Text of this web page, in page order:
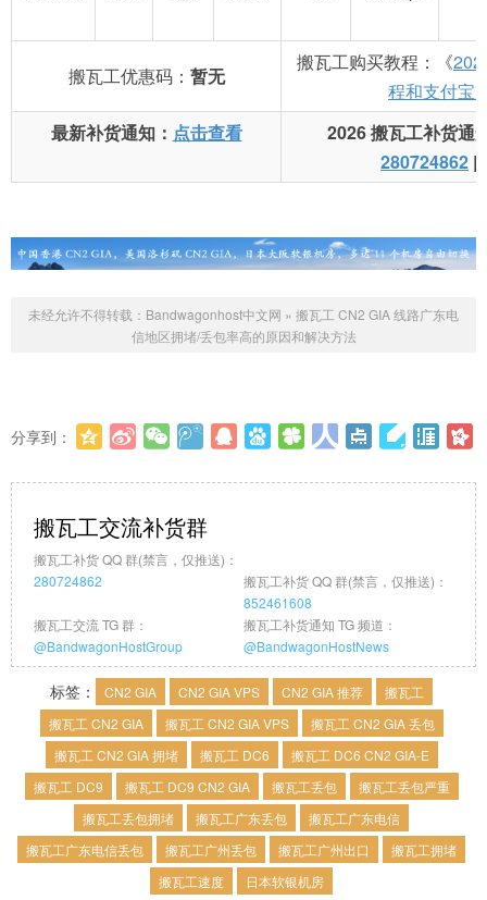
搬瓦工优惠码： 暂无
搬瓦工购买教程：《
程和支付宝
最新补货通知： 点击查看
2026 搬瓦工补货通
280724862 |
未经允许不得转载： Bandwagonhost中文网 » 搬瓦工 CN2 GIA 线路广东电
信地区拥堵/丢包率高的原因和解决方法
分享到：
搬瓦工交流补货群
搬瓦工补货 QQ 群(禁言，仅推送)：
280724862
搬瓦工补货 QQ 群(禁言，仅推送)：
852461608
搬瓦工交流 TG 群：
@BandwagonHostGroup
搬瓦工补货通知 TG 频道：
@BandwagonHostNews
标签： CN2 GIA CN2 GIA VPS CN2 GIA 推荐
搬瓦工
搬瓦工 CN2 GIA
搬瓦工 CN2 GIA VPS
搬瓦工 CN2 GIA 丢包
搬瓦工 CN2 GIA 拥堵
搬瓦工 DC6
搬瓦工 DC6 CN2 GIA-E
搬瓦工 DC9
搬瓦工 DC9 CN2 GIA 搬瓦工丢包
搬瓦工丢包严重
搬瓦工丢包拥堵
搬瓦工广东丢包
搬瓦工广东电信
搬瓦工广东电信丢包
搬瓦工广州丢包 搬瓦工广州出口
搬瓦工拥堵
搬瓦工速度
日本软银机房